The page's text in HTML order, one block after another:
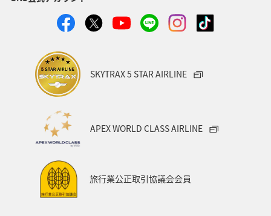
日本の歴史・文化・芸術
シドニー 広島県 春
ロウニンアジ（GT）
岩手県 秋田県
SKYTRAX 5 STAR AIRLINE
APEX WORLD CLASS AIRLINE
旅行業公正取引協議会会員